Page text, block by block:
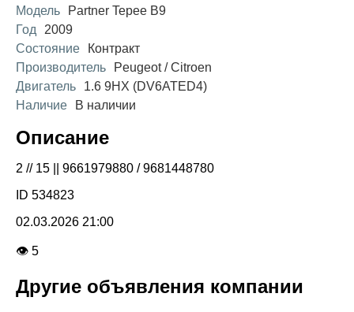
Модель
Partner Tepee B9
Год 2009
Состояние
Контракт
Производитель
Peugeot / Citroen
Двигатель
1.6 9HX (DV6ATED4)
Наличие
В наличии
Описание
2 // 15 || 9661979880 / 9681448780
ID 534823
02.03.2026 21:00
👁 5
Другие объявления компании